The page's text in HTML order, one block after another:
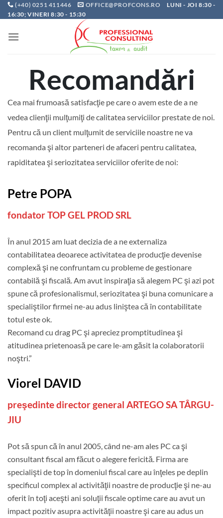
Skip
to
(+40) 0251 411446 OFFICE@PROFCONS.RO
LUNI - JOI 8:30 -
16:30; VINERI 8:30 - 15:30
Recomandări
Cea mai frumoasă satisfacţie pe care o avem este de a ne
vedea clienţii mulţumiţi de calitatea serviciilor prestate de noi.
Pentru că un client mulţumit de serviciile noastre ne va
recomanda şi altor parteneri de afaceri pentru calitatea,
rapiditatea şi seriozitatea serviciilor oferite de noi:
Petre POPA
fondator TOP GEL PROD SRL
În anul 2015 am luat decizia de a ne externaliza
contabilitatea deoarece activitatea de producţie devenise
complexă şi ne confruntam cu probleme de gestionare
contabilă şi fiscală. Am avut inspiraţia să alegem PC şi azi pot
spune că profesionalismul, seriozitatea şi buna comunicare a
specialiştilor firmei ne-au adus liniştea că în contabilitate
totul este ok.
Recomand cu drag PC şi apreciez promptitudinea şi
atitudinea prietenoasă pe care le-am găsit la colaboratorii
noştri.”
Viorel DAVID
preşedinte director general ARTEGO SA TÂRGU-
JIU
Pot să spun că în anul 2005, când ne-am ales PC ca şi
consultant fiscal am făcut o alegere fericită. Firma are
specialişti de top în domeniul fiscal care au înţeles pe deplin
specificul complex al activităţii noastre de producţie şi ne-au
oferit în toţi aceşti ani soluţii fiscale optime care au avut un
impact pozitiv asupra activităţii noastre şi care au adus un